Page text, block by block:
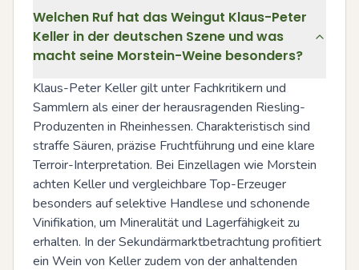
Welchen Ruf hat das Weingut Klaus-Peter
Keller in der deutschen Szene und was
macht seine Morstein-Weine besonders?
Klaus-Peter Keller gilt unter Fachkritikern und
Sammlern als einer der herausragenden Riesling-
Produzenten in Rheinhessen. Charakteristisch sind
straffe Säuren, präzise Fruchtführung und eine klare
Terroir-Interpretation. Bei Einzellagen wie Morstein
achten Keller und vergleichbare Top-Erzeuger
besonders auf selektive Handlese und schonende
Vinifikation, um Mineralität und Lagerfähigkeit zu
erhalten. In der Sekundärmarktbetrachtung profitiert
ein Wein von Keller zudem von der anhaltenden